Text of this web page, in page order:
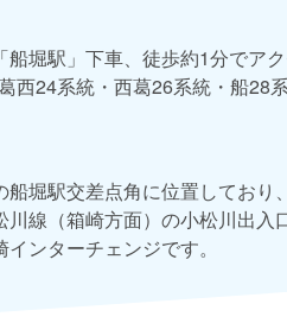
堀駅」下車、徒歩約1分でア
西24系統・西葛26系統・船28
堀駅交差点角に位置してお
線（箱崎方面）の小松川出
ンターチェンジです。